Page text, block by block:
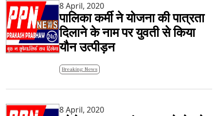
8 April, 2020
पालिका कर्मी ने योजना की पात्रता
दिलाने के नाम पर युवती से किया
यौन उत्पीड़न
Breaking News
8 April, 2020